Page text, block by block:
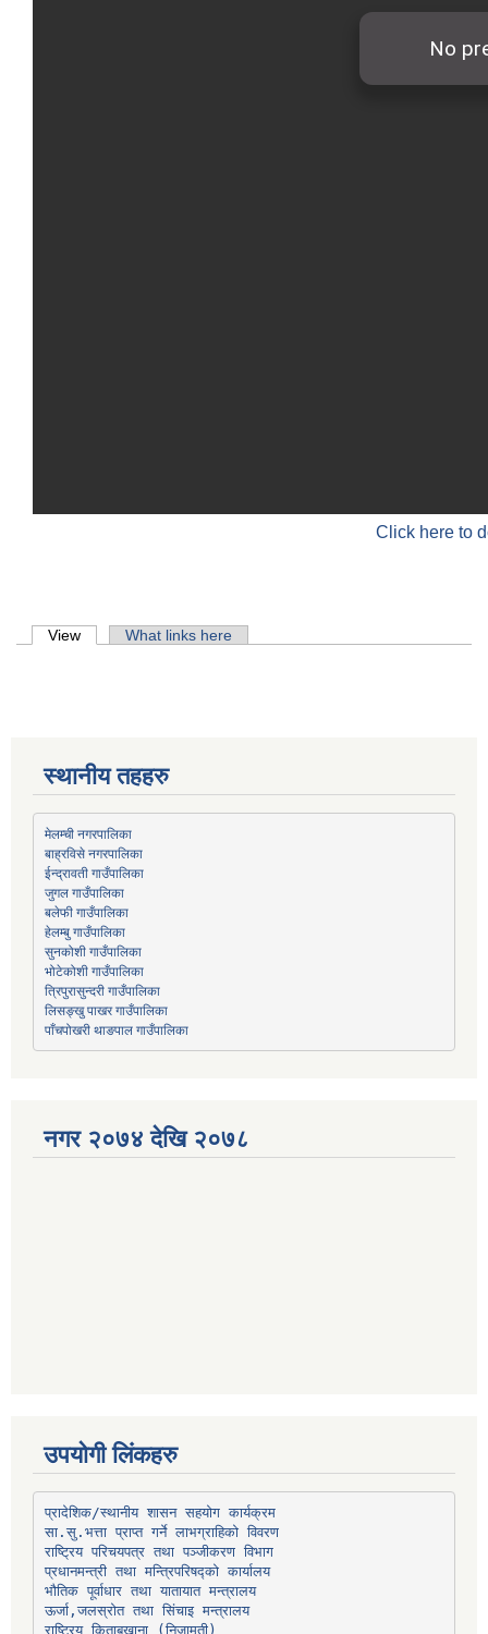
Click here to
Primary tabs
View (active tab)What links here
स्थानीय तहहरु
मेलम्ची नगरपालिका
बाह्रविसे नगरपालिका
ईन्द्रावती गाउँपालिका
जुगल गाउँपालिका
बलेफी गाउँपालिका
हेलम्बु गाउँपालिका
सुनकोशी गाउँपालिका
भोटेकोशी गाउँपालिका
त्रिपुरासुन्दरी गाउँपालिका
लिसङ्खु पाखर गाउँपालिका
पाँचपोखरी थाङपाल गाउँपालिका
नगर २०७४ देखि २०७८
उपयोगी लिंकहरु
प्रादेशिक/स्थानीय शासन सहयोग कार्यक्रम
सा.सु.भत्ता प्राप्त गर्ने लाभग्राहिको विवरण
राष्ट्रिय परिचयपत्र तथा पञ्‍जीकरण विभाग
प्रधानमन्त्री तथा मन्त्रिपरिषद्को कार्यालय
भौतिक पूर्वाधार तथा यातायात मन्त्रालय
ऊर्जा,जलस्रोत तथा सिंचाइ मन्त्रालय